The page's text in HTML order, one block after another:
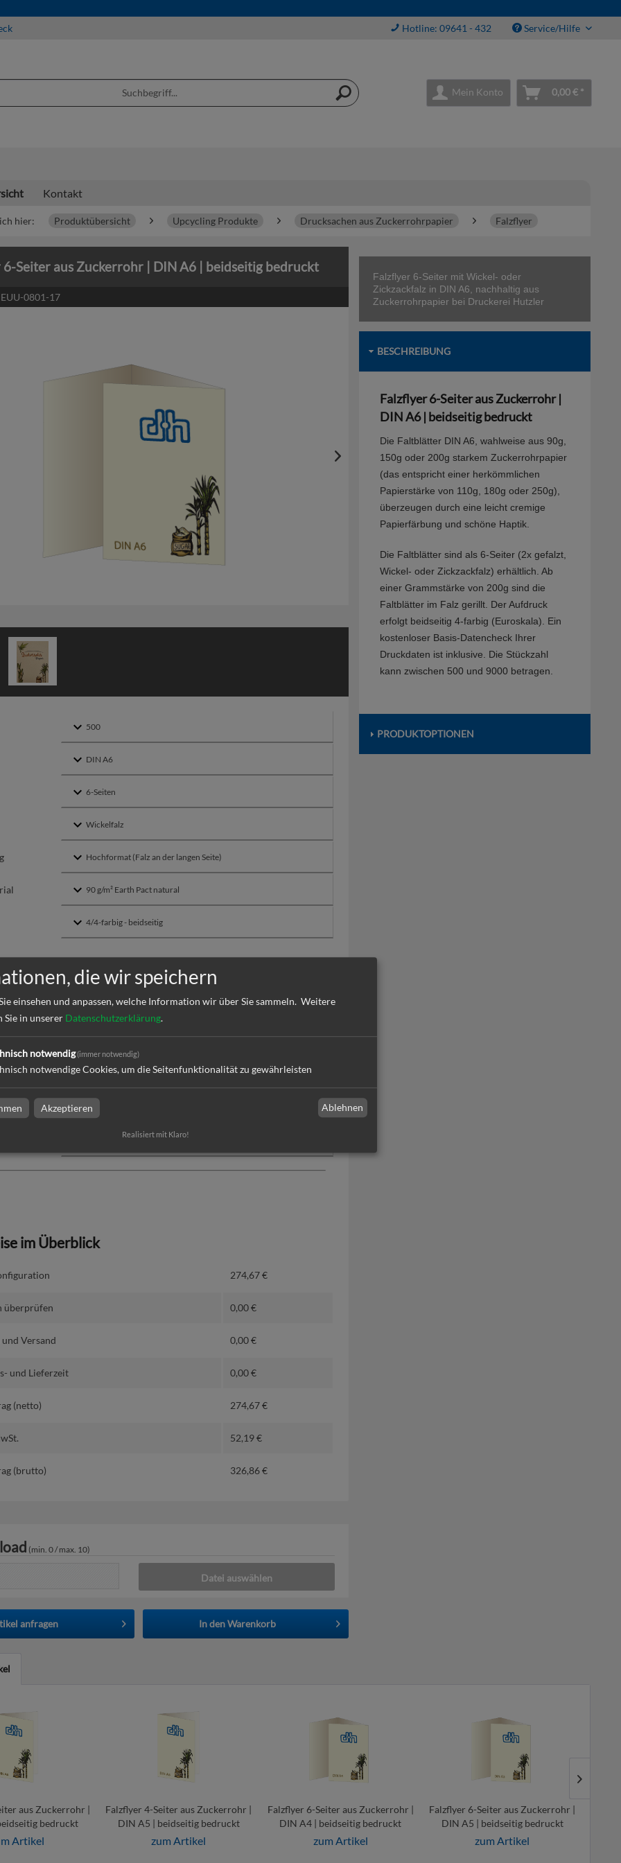
Hotline: 09641 - 432 Service/Hilfe
Mein Konto 0,00 € *
Kontakt
hier: Produktübersicht Upcycling Produkte Drucksachen aus Zuckerrohrpapier Falzflyer
6-Seiter aus Zuckerrohr | DIN A6 | beidseitig bedruckt
EUU-0801-17
überprüfen
und Versand
im Überblick
274,67€
überprüfen 0,00€
Versand 0,00€
und Lieferzeit 0,00€
(netto) 274,67€
52,19€
(brutto) 326,86€
(min. 0 / max. 10)
Datei auswählen
anfragen In denWarenkorb
Falzflyer 6-Seiter mit Wickel- oder
Zickzackfalz in DIN A6, nachhaltig aus
Zuckerrohrpapier bei Druckerei Hutzler
BESCHREIBUNG
Falzflyer 6-Seiter aus Zuckerrohr |
DIN A6 | beidseitig bedruckt
Die Faltblätter DIN A6, wahlweise aus 90g,
150g oder 200g starkem Zuckerrohrpapier
(das entspricht einer herkömmlichen
Papierstärke von 110g, 180g oder 250g),
überzeugen durch eine leicht cremige
Papierfärbung und schöne Haptik.
Die Faltblätter sind als 6-Seiter (2x gefalzt,
Wickel- oder Zickzackfalz) erhältlich. Ab
einer Grammstärke von 200g sind die
Faltblätter im Falz gerillt. Der Aufdruck
erfolgt beidseitig 4-farbig (Euroskala). Ein
kostenloser Basis-Datencheck Ihrer
Druckdaten ist inklusive. Die Stückzahl
kann zwischen 500 und 9000 betragen.
PRODUKTOPTIONEN
aus Zuckerrohr |
bedruckt
Artikel
Falzflyer 4-Seiter aus Zuckerrohr |
DIN A5 | beidseitig bedruckt
zum Artikel
Falzflyer 6-Seiter aus Zuckerrohr |
DIN A4 | beidseitig bedruckt
zum Artikel
Falzflyer 6-Seiter aus Zuckerrohr |
DIN A5 | beidseitig bedruckt
zum Artikel
die wir speichern
einsehen und anpassen, welche Information wir über Sie sammeln. Weitere
Sie in unserer Datenschutzerklärung.
notwendig(immer notwendig)
notwendige Cookies, um die Seitenfunktionalität zu gewährleisten
Akzeptieren Ablehnen
Realisiert mit Klaro!